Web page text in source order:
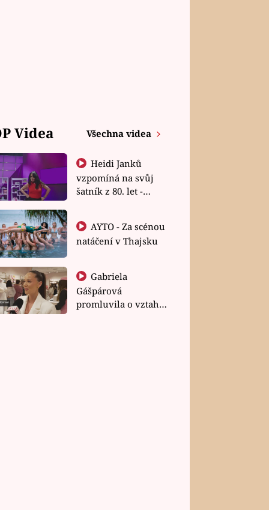
Videa Všechna videa
Heidi Janků
vzpomíná na svůj
šatník z 80. let -
natáčení v Thajsku
Gabriela
Gášpárová
promluvila o vztahu